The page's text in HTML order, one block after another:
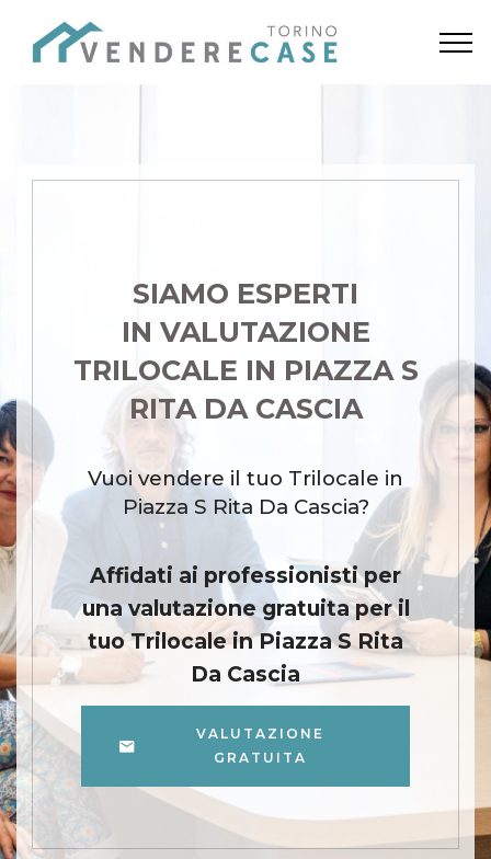
SIAMO ESPERTI
IN VALUTAZIONE
TRILOCALE IN PIAZZA S
RITA DA CASCIA
Vuoi vendere il tuo Trilocale in
Piazza S Rita Da Cascia?
Affidati ai professionisti per
una valutazione gratuita per il
tuo Trilocale in Piazza S Rita
Da Cascia
VALUTAZIONE
GRATUITA